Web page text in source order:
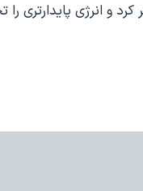
و انرژی پایدارتری را